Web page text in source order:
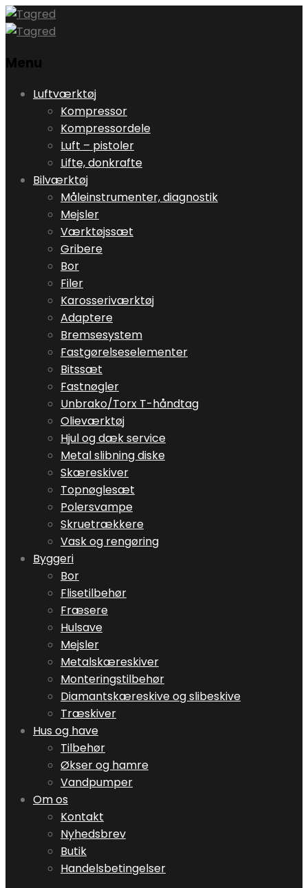
Menu
Skip
content
Luftværktøj
Kompressor
Kompressordele
Luft – pistoler
Lifte, donkrafte
Bilværktøj
Måleinstrumenter, diagnostik
Mejsler
Værktøjssæt
Gribere
Bor
Filer
Karosseriværktøj
Adaptere
Bremsesystem
Fastgørelseselementer
Bitssæt
Fastnøgler
Unbrako/Torx T-håndtag
Olieværktøj
Hjul og dæk service
Metal slibning diske
Skæreskiver
Topnøglesæt
Polersvampe
Skruetrækkere
Vask og rengøring
Byggeri
Bor
Flisetilbehør
Fræsere
Hulsave
Mejsler
Metalskæreskiver
Monteringstilbehør
Diamantskæreskive og slibeskive
Træskiver
Hus og have
Tilbehør
Økser og hamre
Vandpumper
Om os
Kontakt
Nyhedsbrev
Butik
Handelsbetingelser